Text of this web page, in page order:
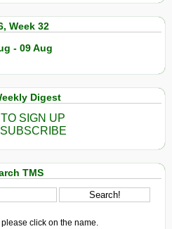
Week 32
- 09 Aug
Digest
SIGN UP
TMS
click on the name.